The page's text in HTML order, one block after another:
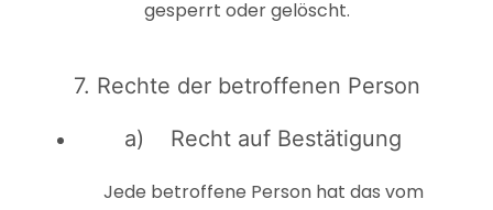
gesperrt oder gelöscht.
7. Rechte der betroffenen Person
a) Recht auf Bestätigung
Jede betroffene Person hat das vom